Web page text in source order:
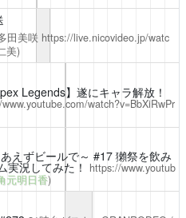
田美咲 https://live.nicovideo.jp/watc
美)
Legends】遂にキャラ解放！
watch?v=BbXiRwPr
えずビールで～ #17 獺祭を飲み
実況してみた！
https://www.youtub
元明日香)